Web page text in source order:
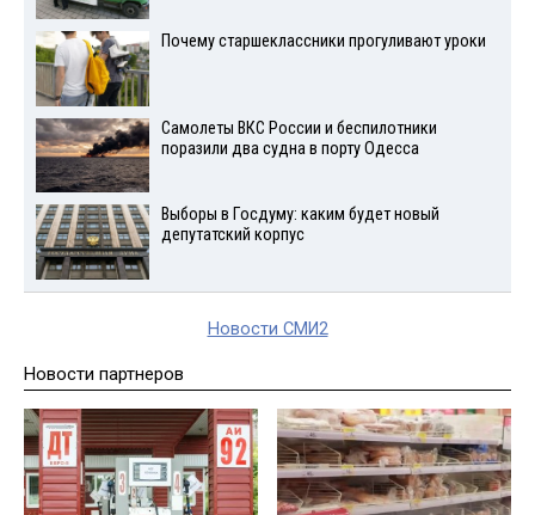
Почему старшеклассники прогуливают уроки
Самолеты ВКС России и беспилотники
поразили два судна в порту Одесса
Выборы в Госдуму: каким будет новый
депутатский корпус
Новости СМИ2
Новости партнеров